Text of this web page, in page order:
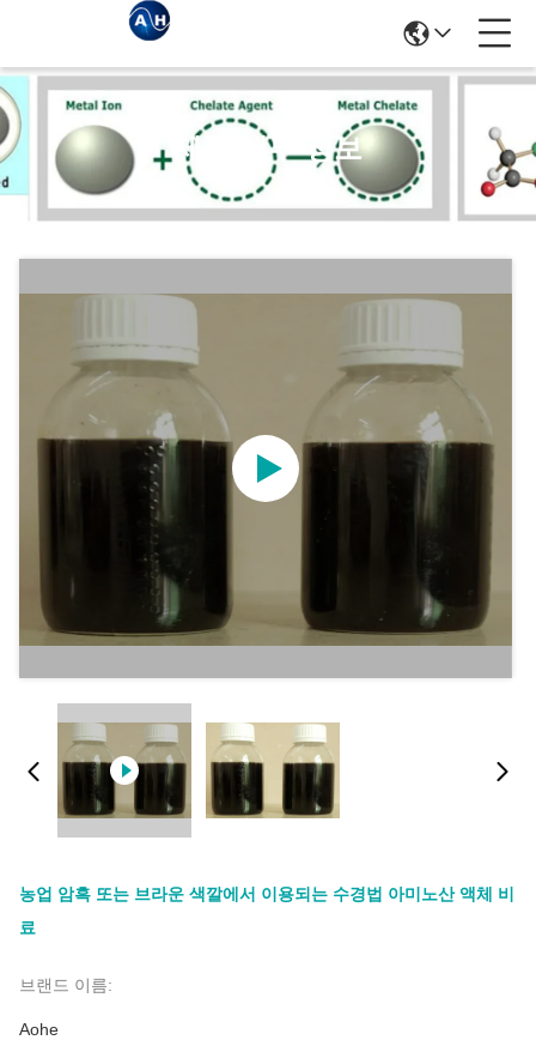
제품 세부 정보
농업 암흑 또는 브라운 색깔에서 이용되는 수경법 아미노산 액체 비
료
브랜드 이름:
Aohe